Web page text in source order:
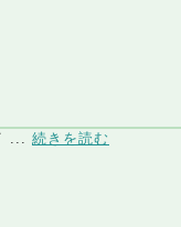
... 続きを読む